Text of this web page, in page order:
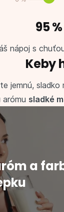
95 %
nápoj s
Keby
jemnú,
arómu sladké
a